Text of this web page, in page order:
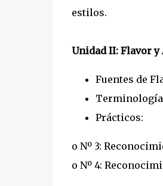
estilos.
Unidad II: Flavor y
Fuentes de
Prácticos:
o Nº 3:
o Nº 4: